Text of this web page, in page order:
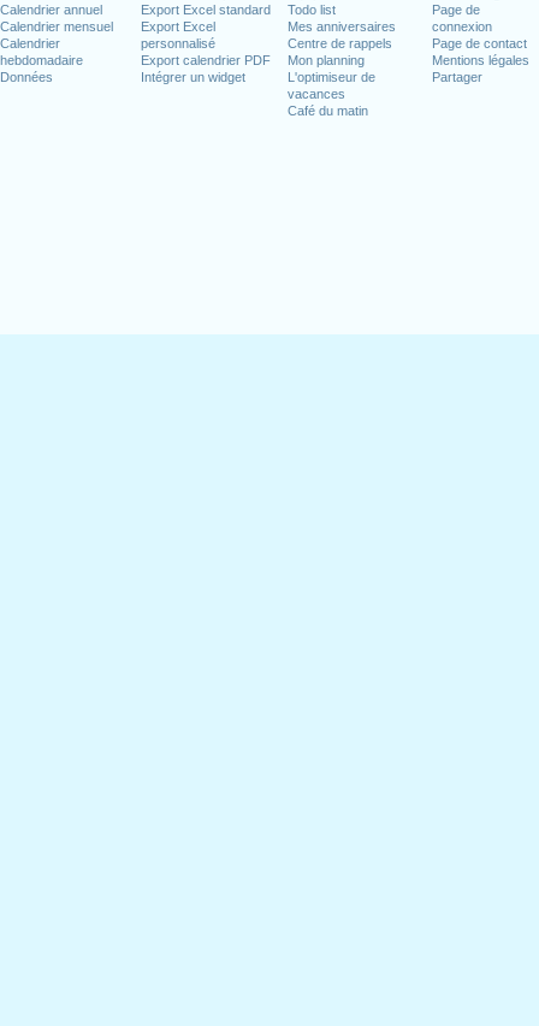
Calendrier annuel
Calendrier mensuel
Calendrier
hebdomadaire
Données
Export Excel standard
Export Excel
personnalisé
Export calendrier PDF
Intégrer un widget
Todo list
Mes anniversaires
Centre de rappels
Mon planning
L'optimiseur de
vacances
Café du matin
Page de
connexion
Page de contact
Mentions légales
Partager